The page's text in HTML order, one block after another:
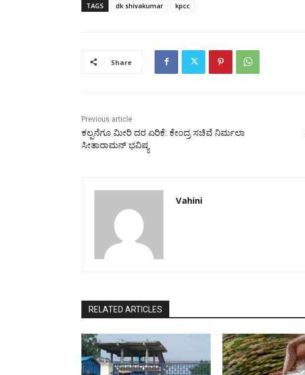
TAGS dk shivakumar kpcc
Share
Previous article
ಕಲ್ಪನೆಗೂ ಮೀರಿ ದರ ಏರಿಕೆ: ಕೇಂದ್ರ ಸಚಿವೆ ನಿರ್ಮಲಾ
ಸೀತಾರಾಮನ್ ಭವಿಷ್ಯ
Vahini
RELATED ARTICLES